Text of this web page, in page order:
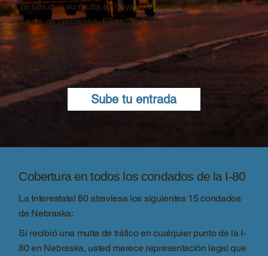
Ya sea que su multa se haya emitido en el oeste, centro
o este de Nebraska, Flatwater Legal tiene experiencia
defendiendo a los titulares de licencias de conducir
comerciales y a otros conductores en la I-80 en todo
Sube tu entrada
Cobertura en todos los condados de la I-80
La Interestatal 80 atraviesa los siguientes 15 condados
de Nebraska:
Si recibió una multa de tráfico en cualquier punto de la I-
80 en Nebraska, usted merece representación legal que